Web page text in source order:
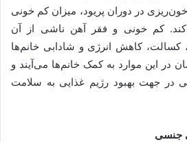
در دوران پریود، میزان کم‌ خونی
کم‌ خونی و فقر آهن ناشی از آن
کسالت، کاهش انرژی و شادابی خانم‌ها
در این موارد به کمک خانم‌ها می‌آیند و
در جهت بهبود رژیم غذایی به سلامت